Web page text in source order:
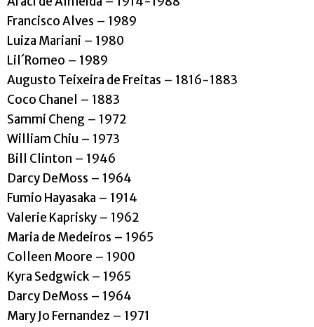
Francisco Alves – 1989
Luiza Mariani – 1980
Lil´Romeo – 1989
Augusto Teixeira de Freitas – 1816-1883
Coco Chanel – 1883
Sammi Cheng – 1972
William Chiu – 1973
Bill Clinton – 1946
Darcy DeMoss – 1964
Fumio Hayasaka – 1914
Valerie Kaprisky – 1962
Maria de Medeiros – 1965
Colleen Moore – 1900
Kyra Sedgwick – 1965
Darcy DeMoss – 1964
Mary Jo Fernandez – 1971